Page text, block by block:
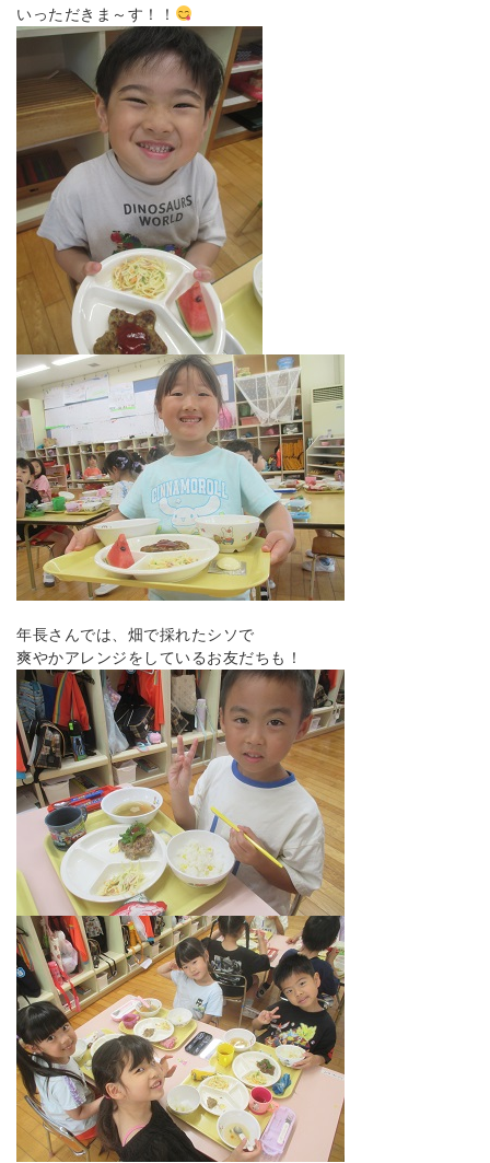
いっただきま～す！！
年長さんでは、畑で採れたシソで
爽やかアレンジをしているお友だちも！